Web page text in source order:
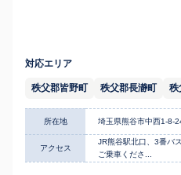
対応エリア
秩父郡皆野町 秩父郡長瀞町 秩
所在地 埼玉県熊谷市中西1-8-
アクセス
JR熊谷駅北口、3番バ
ご乗車くださ...